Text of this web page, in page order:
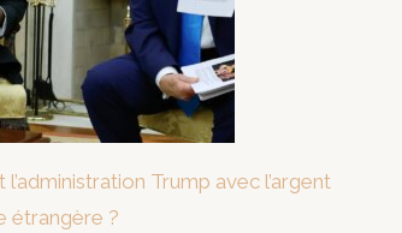
l’administration Trump avec l’argent
étrangère ?